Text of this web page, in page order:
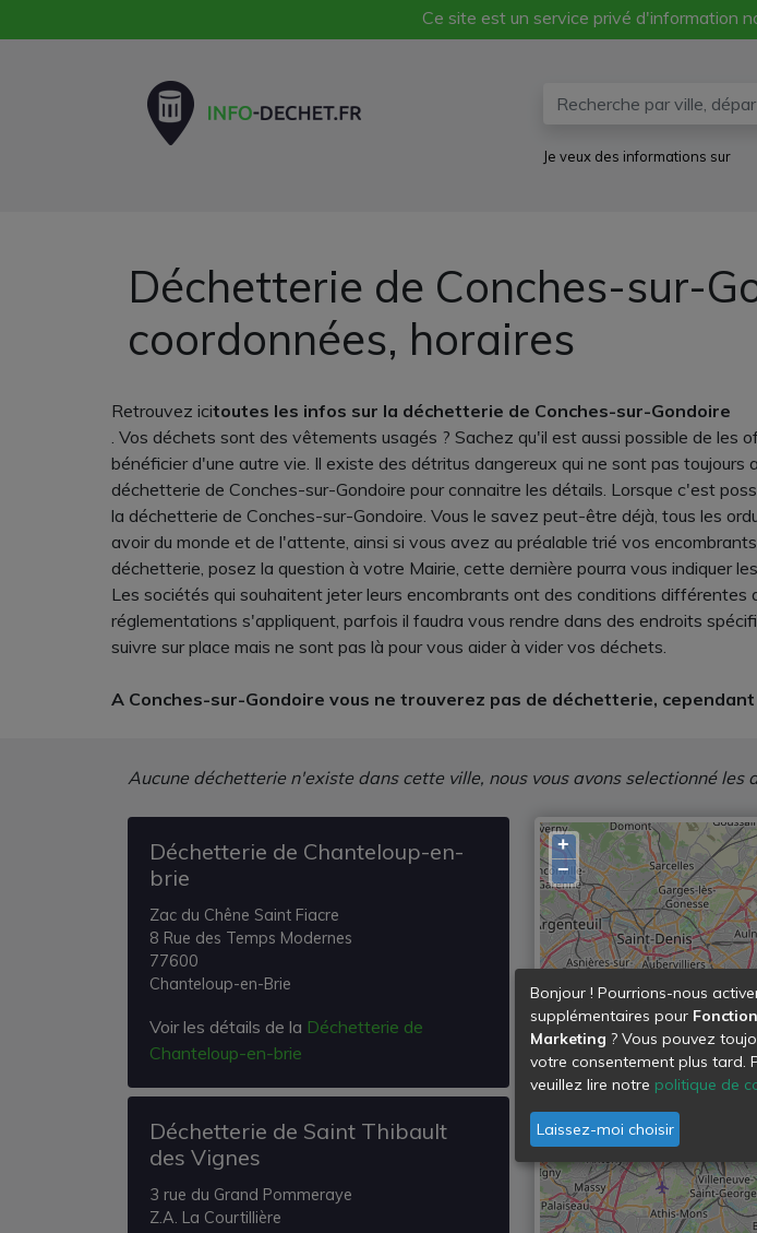
Ce site est un service privé d'information
Je veux des informations sur
Déchetterie de Conches-sur-
coordonnées, horaires
Retrouvez icitoutes les infos sur la déchetterie de Conches-sur-Gondoire
. Vos déchets sont des vêtements usagés ? Sachez qu'il est aussi possible de les
bénéficier d'une autre vie. Il existe des détritus dangereux qui ne sont pas
déchetterie de Conches-sur-Gondoire pour connaitre les détails. Lorsque c'est
la déchetterie de Conches-sur-Gondoire. Vous le savez peut-être déjà, tous les
avoir du monde et de l'attente, ainsi si vous avez au préalable trié vos
déchetterie, posez la question à votre Mairie, cette dernière pourra vous indiquer
Les sociétés qui souhaitent jeter leurs encombrants ont des conditions
réglementations s'appliquent, parfois il faudra vous rendre dans des endroits
suivre sur place mais ne sont pas là pour vous aider à vider vos déchets.
A Conches-sur-Gondoire vous ne trouverez pas de déchetterie,
Aucune déchetterie n'existe dans cette ville, nous vous avons selectionné les
Déchetterie de Chanteloup-en-
brie
Zac du Chêne Saint Fiacre
8 Rue des Temps Modernes
77600
Chanteloup-en-Brie
Voir les détails de la Déchetterie de
Chanteloup-en-brie
Déchetterie de Saint Thibault
des Vignes
3 rue du Grand Pommeraye
Z.A. La Courtillière
+
−
Bonjour ! Pourrions-nous
supplémentaires pour
Marketing ? Vous pouvez
votre consentement plus tard.
veuillez lire notre politique de
Laissez-moi choisir